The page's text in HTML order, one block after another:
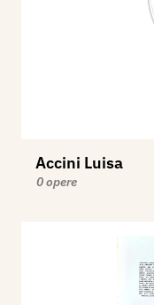
Accini Luisa
0 opere